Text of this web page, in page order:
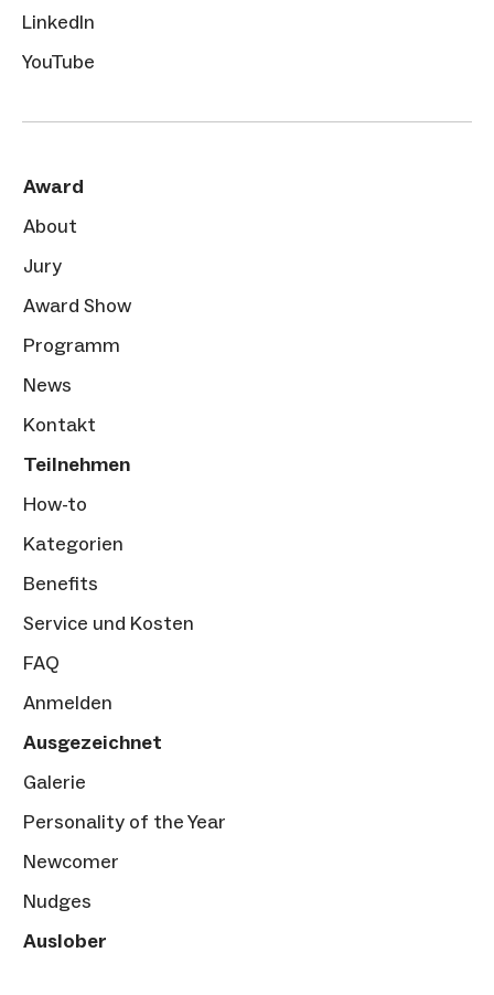
LinkedIn
YouTube
Award
About
Jury
Award Show
Programm
News
Kontakt
Teilnehmen
How-to
Kategorien
Benefits
Service und Kosten
FAQ
Anmelden
Ausgezeichnet
Galerie
Personality of the Year
Newcomer
Nudges
Auslober